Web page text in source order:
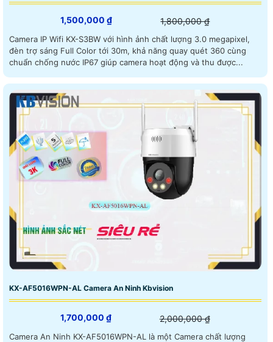
1,500,000 ₫ 1,800,000 ₫
Camera IP Wifi KX-S3BW với hình ảnh chất lượng 3.0 megapixel,
đèn trợ sáng Full Color tới 30m, khả năng quay quét 360 cùng
chuẩn chống nước IP67 giúp camera hoạt động và thu được...
KX-AF5016WPN-AL Camera An Ninh Kbvision
1,700,000 ₫ 2,000,000 ₫
Camera An Ninh KX-AF5016WPN-AL là một Camera chất lượng